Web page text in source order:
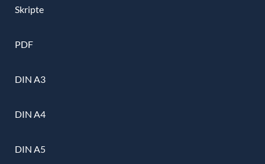
Skripte
PDF
DIN A3
DIN A4
DIN A5